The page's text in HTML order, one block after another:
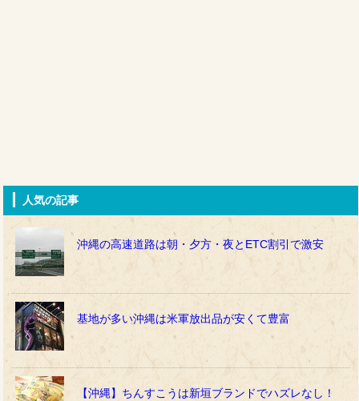
人気の記事
沖縄の高速道路は朝・夕方・夜とETC割引で激安
基地が多い沖縄は米軍放出品が安くて豊富
【沖縄】ちんすこうは新垣ブランドでハズレなし！